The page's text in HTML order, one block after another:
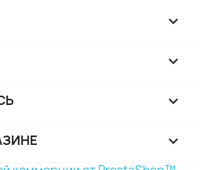



keyboard_arrow_down